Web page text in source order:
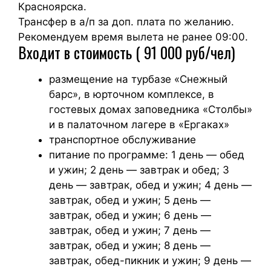
Красноярска.
Трансфер в а/п за доп. плата по желанию.
Рекомендуем время вылета не ранее 09:00.
Входит в стоимость ( 91 000 руб/чел)
размещение на турбазе «Снежный
барс», в юрточном комплексе, в
гостевых домах заповедника «Столбы»
и в палаточном лагере в «Ергаках»
транспортное обслуживание
питание по программе: 1 день — обед
и ужин; 2 день — завтрак и обед; 3
день — завтрак, обед и ужин; 4 день —
завтрак, обед и ужин; 5 день —
завтрак, обед и ужин; 6 день —
завтрак, обед и ужин; 7 день —
завтрак, обед и ужин; 8 день —
завтрак, обед-пикник и ужин; 9 день —